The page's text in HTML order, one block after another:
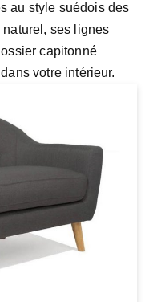
au style suédois des
ses lignes
capitonné
votre intérieur.